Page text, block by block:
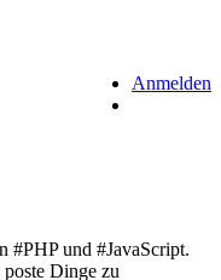
Anmelden
#PHP und #JavaScript.
Dinge zu